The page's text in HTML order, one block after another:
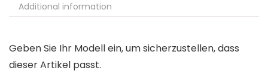
Additional information
Geben Sie Ihr Modell ein, um sicherzustellen, dass
dieser Artikel passt.